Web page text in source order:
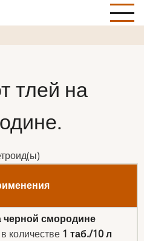
тлей на
черной смородине
количестве 1 таб./10 л